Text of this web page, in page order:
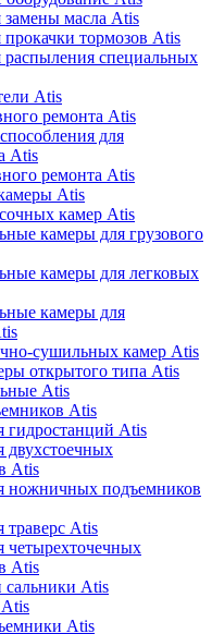
замены масла Atis
тормозов Atis
распыления специальных
Atis
ремонта Atis
для
Atis
ремонта Atis
Atis
камер Atis
камеры для грузового
камеры для легковых
камеры для
сушильных камер Atis
открытого типа Atis
Atis
Atis
гидростанций Atis
двухстоечных
Atis
ножничных подъемников
траверс Atis
четырехточечных
Atis
Atis
Atis